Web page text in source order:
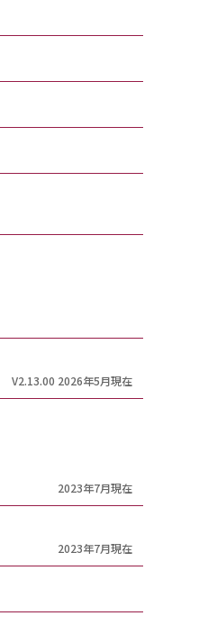
V2.13.00 2026年5月現在
2023年7月現在
2023年7月現在